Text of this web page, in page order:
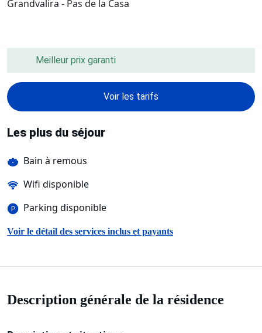
Meilleur prix garanti
Voir les tarifs
Les plus du séjour
Bain à remous
Wifi disponible
Parking disponible
Voir le détail des services inclus et payants
Description générale de la résidence